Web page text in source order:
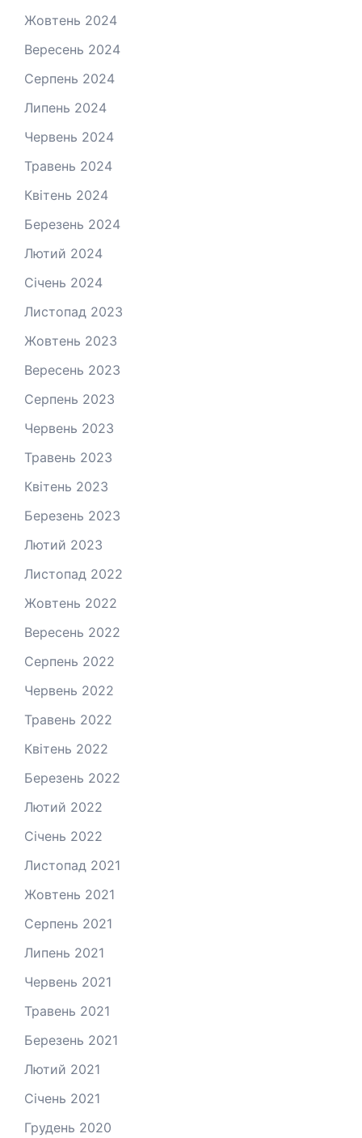
Жовтень 2024
Вересень 2024
Серпень 2024
Липень 2024
Червень 2024
Травень 2024
Квітень 2024
Березень 2024
Лютий 2024
Січень 2024
Листопад 2023
Жовтень 2023
Вересень 2023
Серпень 2023
Червень 2023
Травень 2023
Квітень 2023
Березень 2023
Лютий 2023
Листопад 2022
Жовтень 2022
Вересень 2022
Серпень 2022
Червень 2022
Травень 2022
Квітень 2022
Березень 2022
Лютий 2022
Січень 2022
Листопад 2021
Жовтень 2021
Серпень 2021
Липень 2021
Червень 2021
Травень 2021
Березень 2021
Лютий 2021
Січень 2021
Грудень 2020